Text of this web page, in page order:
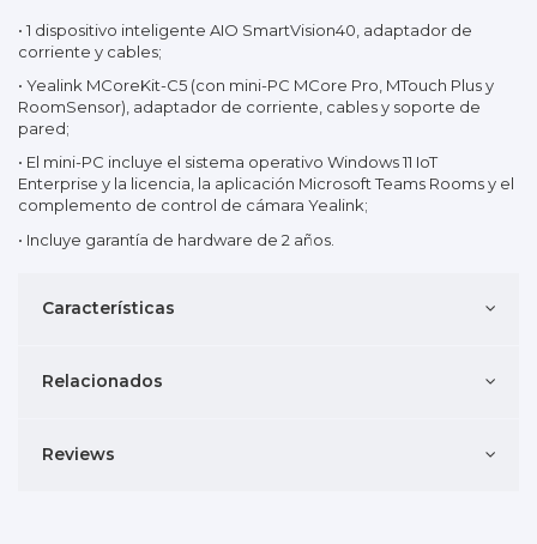
• 1 dispositivo inteligente AIO SmartVision40, adaptador de
corriente y cables;
• Yealink MCoreKit-C5 (con mini-PC MCore Pro, MTouch Plus y
RoomSensor), adaptador de corriente, cables y soporte de
pared;
• El mini-PC incluye el sistema operativo Windows 11 IoT
Enterprise y la licencia, la aplicación Microsoft Teams Rooms y el
complemento de control de cámara Yealink;
• Incluye garantía de hardware de 2 años.
Características
Relacionados
Reviews